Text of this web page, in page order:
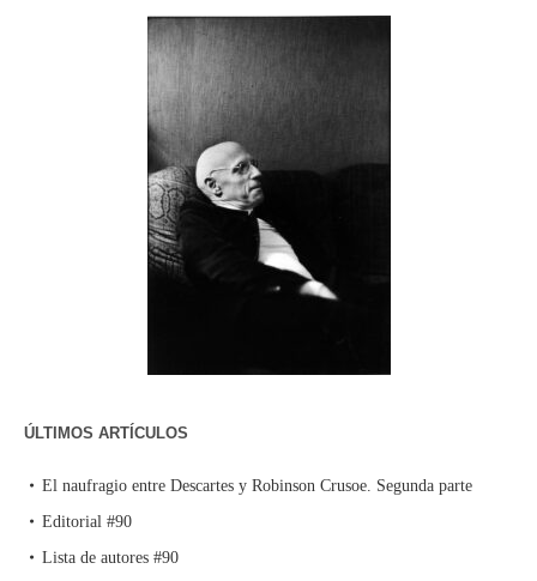
ÚLTIMOS ARTÍCULOS
El naufragio entre Descartes y Robinson Crusoe. Segunda parte
Editorial #90
Lista de autores #90